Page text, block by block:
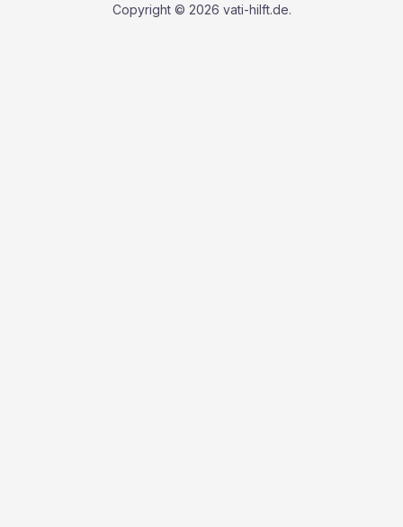
Copyright © 2026 vati-hilft.de.